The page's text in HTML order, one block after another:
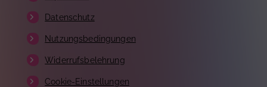
Datenschutz
Nutzungsbedingungen
Widerrufsbelehrung
Cookie-Einstellungen